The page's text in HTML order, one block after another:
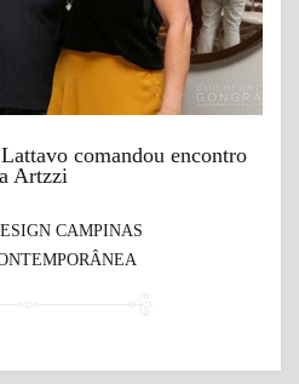
comandou encontro
Artzzi
CAMPINAS